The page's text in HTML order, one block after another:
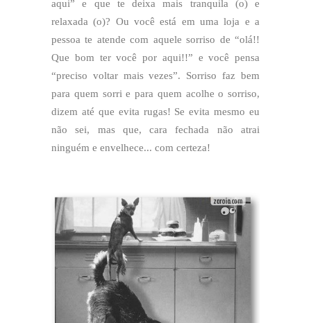
aqui” e que te deixa mais tranquila (o) e
relaxada (o)? Ou você está em uma loja e a
pessoa te atende com aquele sorriso de “olá!!
Que bom ter você por aqui!!” e você pensa
“preciso voltar mais vezes”. Sorriso faz bem
para quem sorri e para quem acolhe o sorriso,
dizem até que evita rugas! Se evita mesmo eu
não sei, mas que, cara fechada não atrai
ninguém e envelhece... com certeza!